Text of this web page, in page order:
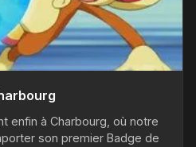
enfin à Charbourg, où notre
son premier Badge de